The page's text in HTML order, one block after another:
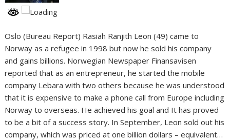
Oslo (Bureau Report) Rasiah Ranjith Leon (49) came to
Norway as a refugee in 1998 but now he sold his company
and gains billions. Norwegian Newspaper Finansavisen
reported that as an entrepreneur, he started the mobile
company Lebara with two others because he was understood
that it is expensive to make a phone call from Europe including
Norway to overseas. He achieved his goal and It has proved
to be a bit of a success story. In September, Leon sold out his
company, which was priced at one billion dollars – equivalent…